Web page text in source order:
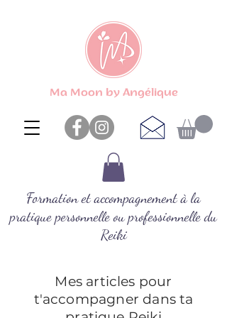
Ma Moon by Angélique
Formation et accompagnement à la
pratique personnelle ou professionnelle du
Reiki
Mes articles pour
t'accompagner dans ta